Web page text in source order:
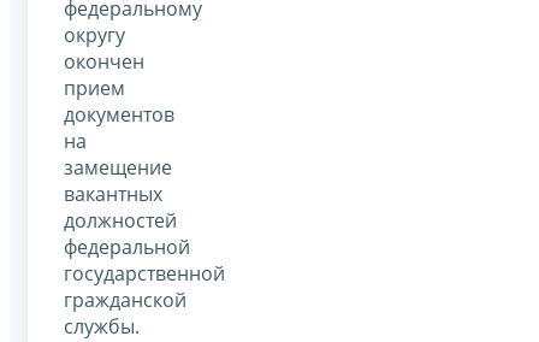
федеральному
округу
окончен
прием
документов
на
замещение
вакантных
должностей
федеральной
государственной
гражданской
службы.